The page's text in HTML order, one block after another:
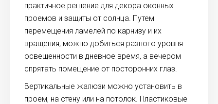
практичное решение для декора оконных
проемов и защиты от солнца. Путем
перемещения ламелей по карнизу и их
вращения, можно добиться разного уровня
освещенности в дневное время, а вечером
спрятать помещение от посторонних глаз.
Вертикальные жалюзи можно установить в
проем, на стену или на потолок. Пластиковые